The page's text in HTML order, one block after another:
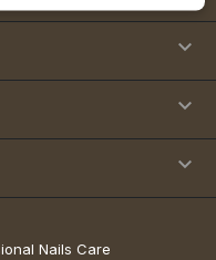



Nails Care